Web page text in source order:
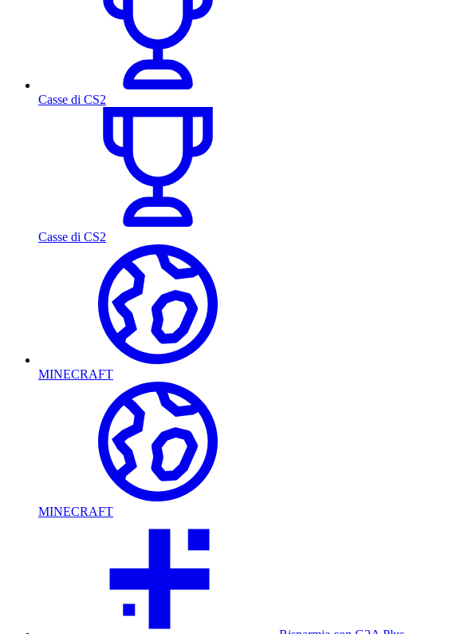
Casse di CS2
Casse di CS2
MINECRAFT
MINECRAFT